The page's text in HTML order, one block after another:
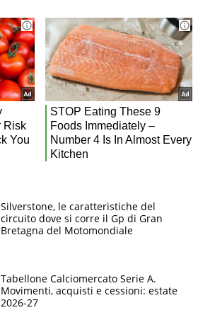
Silverstone, le caratteristiche del
circuito dove si corre il Gp di Gran
Bretagna del Motomondiale
Tabellone Calciomercato Serie A.
Movimenti, acquisti e cessioni: estate
2026-27